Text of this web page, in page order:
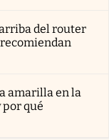
del router
recomiendan
amarilla en la
por qué